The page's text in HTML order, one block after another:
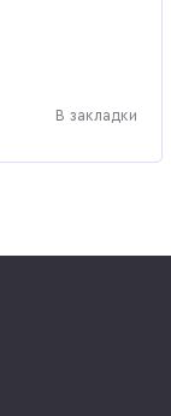
В закладки